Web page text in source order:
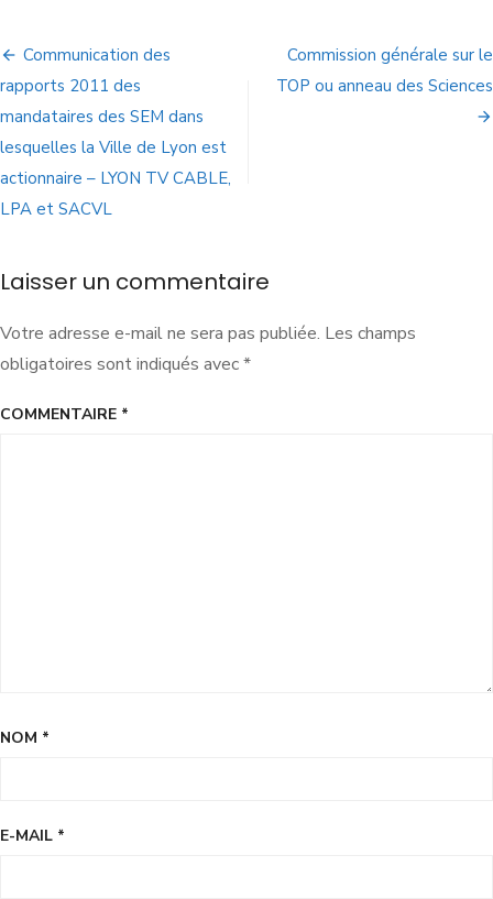
Communication des
rapports 2011 des
mandataires des SEM dans
lesquelles la Ville de Lyon est
actionnaire – LYON TV CABLE,
LPA et SACVL
Commission générale sur le
TOP ou anneau des Sciences
Laisser un commentaire
Votre adresse e-mail ne sera pas publiée. Les champs
obligatoires sont indiqués avec*
COMMENTAIRE *
NOM *
E-MAIL *